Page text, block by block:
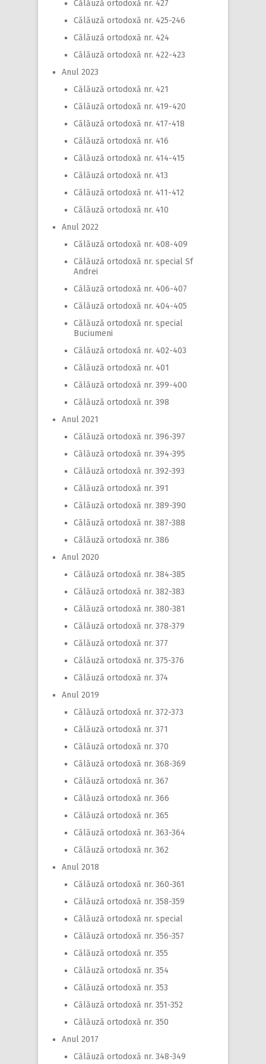
Călăuză ortodoxă nr. 427
Călăuză ortodoxă nr. 425-246
Călăuză ortodoxă nr. 424
Călăuză ortodoxă nr. 422-423
Anul 2023
Călăuză ortodoxă nr. 421
Călăuză ortodoxă nr. 419-420
Călăuză ortodoxă nr. 417-418
Călăuză ortodoxă nr. 416
Călăuză ortodoxă nr. 414-415
Călăuză ortodoxă nr. 413
Călăuză ortodoxă nr. 411-412
Călăuză ortodoxă nr. 410
Anul 2022
Călăuză ortodoxă nr. 408-409
Călăuză ortodoxă nr. special Sf
Andrei
Călăuză ortodoxă nr. 406-407
Călăuză ortodoxă nr. 404-405
Călăuză ortodoxă nr. special
Buciumeni
Călăuză ortodoxă nr. 402-403
Călăuză ortodoxă nr. 401
Călăuză ortodoxă nr. 399-400
Călăuză ortodoxă nr. 398
Anul 2021
Călăuză ortodoxă nr. 396-397
Călăuză ortodoxă nr. 394-395
Călăuză ortodoxă nr. 392-393
Călăuză ortodoxă nr. 391
Călăuză ortodoxă nr. 389-390
Călăuză ortodoxă nr. 387-388
Călăuză ortodoxă nr. 386
Anul 2020
Călăuză ortodoxă nr. 384-385
Călăuză ortodoxă nr. 382-383
Călăuză ortodoxă nr. 380-381
Călăuză ortodoxă nr. 378-379
Călăuză ortodoxă nr. 377
Călăuză ortodoxă nr. 375-376
Călăuză ortodoxă nr. 374
Anul 2019
Călăuză ortodoxă nr. 372-373
Călăuză ortodoxă nr. 371
Călăuză ortodoxă nr. 370
Călăuză ortodoxă nr. 368-369
Călăuză ortodoxă nr. 367
Călăuză ortodoxă nr. 366
Călăuză ortodoxă nr. 365
Călăuză ortodoxă nr. 363-364
Călăuză ortodoxă nr. 362
Anul 2018
Călăuză ortodoxă nr. 360-361
Călăuză ortodoxă nr. 358-359
Călăuză ortodoxă nr. special
Călăuză ortodoxă nr. 356-357
Călăuză ortodoxă nr. 355
Călăuză ortodoxă nr. 354
Călăuză ortodoxă nr. 353
Călăuză ortodoxă nr. 351-352
Călăuză ortodoxă nr. 350
Anul 2017
Călăuză ortodoxă nr. 348-349